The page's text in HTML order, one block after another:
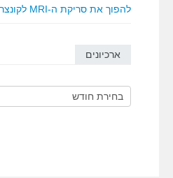
להפוך את סריקת ה-MRI לקונצרט של מוזיקה קלאסית
ארכיונים
ארכיונים